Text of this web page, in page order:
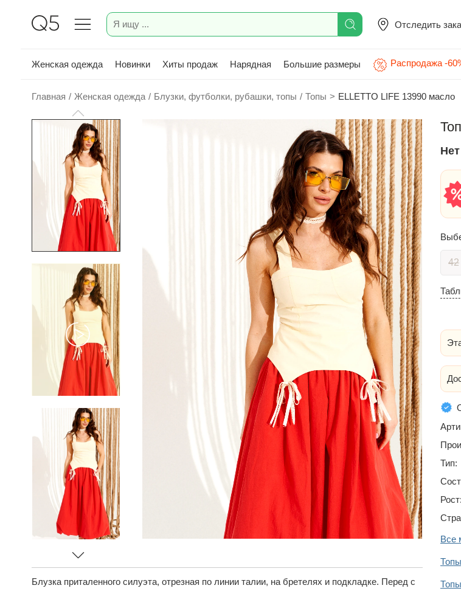
Отследить
Женская одежда Новинки Хиты продаж Нарядная Большие размеры Распродажа -
Главная / Женская одежда / Блузки, футболки, рубашки, топы / Топы > ELLETTO LIFE 13990 масло
Блузка приталенного силуэта, отрезная по линии талии, на бретелях и подкладке. Перед с
42
Тип:
Рост:
Все
Топы